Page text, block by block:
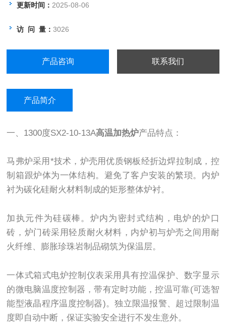
更新时间： 2025-08-06
访 问 量：3026
产品咨询 联系我们
产品简介
一、1300度SX2-10-13A高温加热炉产品特点：
马弗炉采用*技术，炉壳用优质钢板经折边焊拉制成，控
制箱跟炉体为一体结构。避免了客户安装的繁琐。内炉
衬为碳化硅耐火材料制成的矩形整体炉衬。
加执元件为硅碳棒。炉内为密封式结构，电炉的炉口
砖，炉门砖采用轻质耐火材料，内炉初与炉壳之间用耐
火纤维、膨胀珍珠岩制品砌筑为保温层。
一体式箱式电炉控制仪表采用具有控温保护、数字显示
的微电脑温度控制器，带有定时功能，控温可靠(可选智
能型液晶程序温度控制器)。独立限温报警、超过限制温
度即自动中断，保证实验安全进行不发生意外。